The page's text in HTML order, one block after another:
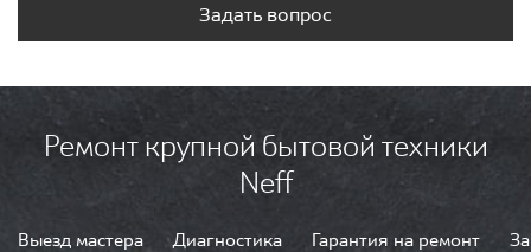
Задать вопрос
Ремонт крупной бытовой техники
Neff
Выезд мастера Диагностика Гарантия на ремонт